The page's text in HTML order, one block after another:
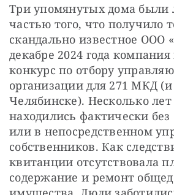
Три упомянутых дома
частью того, что получило
скандально известное ООО
декабре 2024 года
конкурс по отбору
организации для 271 МКД (и
Челябинске). Несколько
находились фактически
или в непосредственном
собственников. Как
квитанции отсутствовала
содержание и ремонт